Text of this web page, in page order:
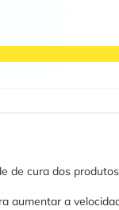
cura dos
a